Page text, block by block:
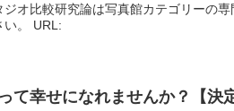
ジオ比較研究論は写真館カテゴリーの
い。 URL:
て幸せになれませんか？【決